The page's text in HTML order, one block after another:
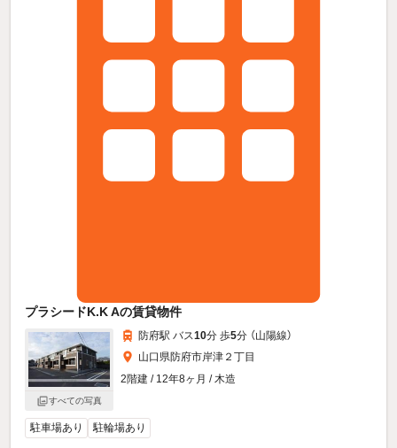
プラシードK.K Aの賃貸物件
すべての写真
防府駅 バス10分 歩5分 （山陽線）
山口県防府市岸津２丁目
2階建 / 12年8ヶ月 / 木造
駐車場あり 駐輪場あり